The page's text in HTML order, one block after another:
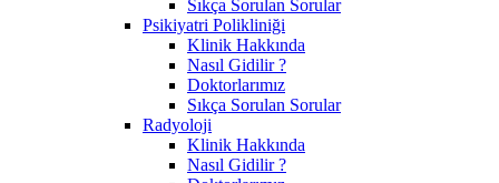
Sıkça Sorulan Sorular
Psikiyatri Polikliniği
Klinik Hakkında
Nasıl Gidilir ?
Doktorlarımız
Sıkça Sorulan Sorular
Radyoloji
Klinik Hakkında
Nasıl Gidilir ?